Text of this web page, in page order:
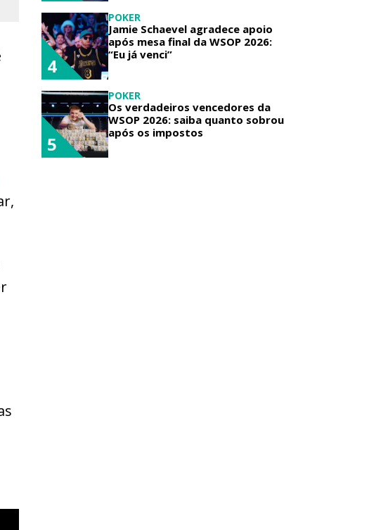
POKER
Jamie Schaevel agradece apoio
após mesa final da WSOP 2026:
“Eu já venci”
4
POKER
Os verdadeiros vencedores da
WSOP 2026: saiba quanto sobrou
após os impostos
5